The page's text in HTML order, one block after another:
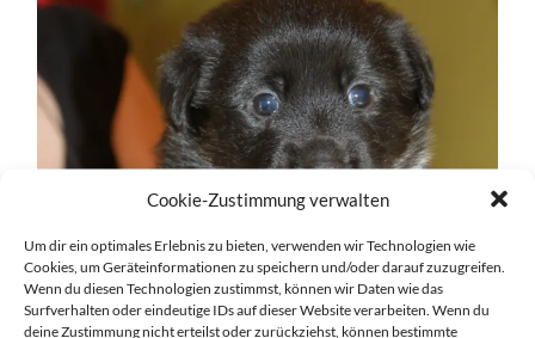
Cookie-Zustimmung verwalten
Um dir ein optimales Erlebnis zu bieten, verwenden wir Technologien wie
Cookies, um Geräteinformationen zu speichern und/oder darauf zuzugreifen.
Wenn du diesen Technologien zustimmst, können wir Daten wie das
Surfverhalten oder eindeutige IDs auf dieser Website verarbeiten. Wenn du
deine Zustimmung nicht erteilst oder zurückziehst, können bestimmte